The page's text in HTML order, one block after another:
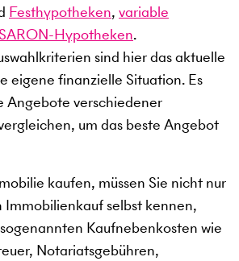
Festhypotheken, variable
Hypotheken.
sind hier das aktuelle
eigene finanzielle Situation. Es
Angebote verschiedener
um das beste Angebot
kaufen, müssen Sie nicht nur
Immobilienkauf selbst kennen,
Kaufnebenkosten wie
Notariatsgebühren,